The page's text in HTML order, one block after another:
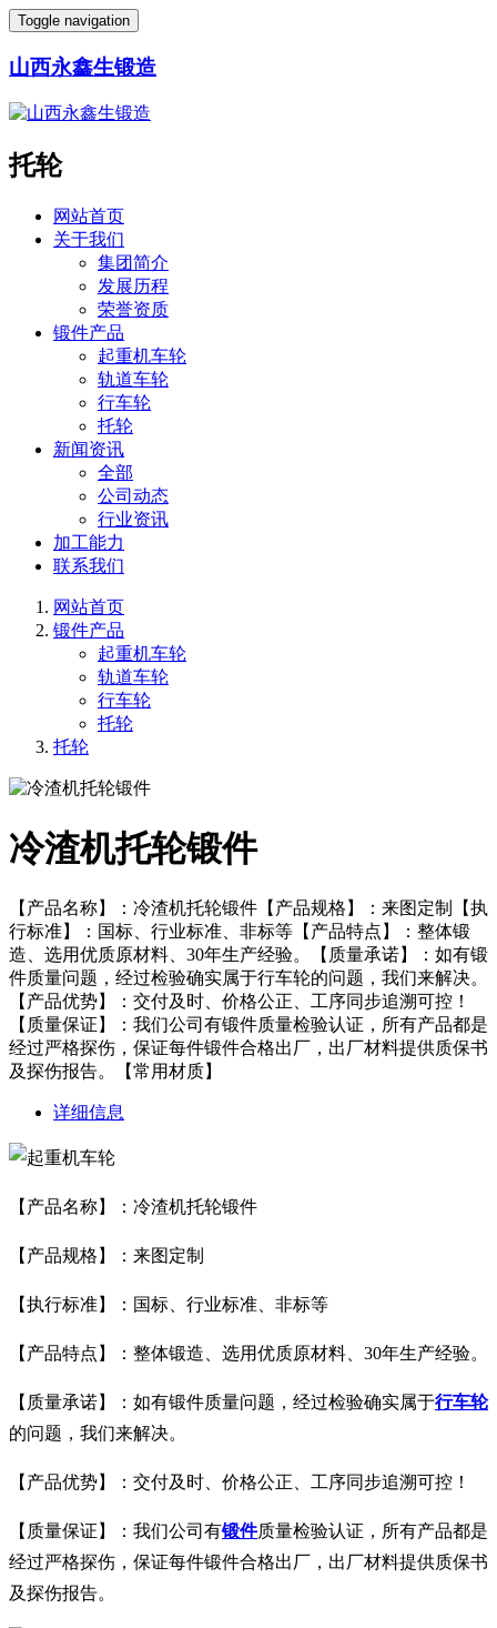
Toggle navigation
山西永鑫生锻造
托轮
网站首页
关于我们
集团简介
发展历程
荣誉资质
锻件产品
起重机车轮
轨道车轮
行车轮
托轮
新闻资讯
全部
公司动态
行业资讯
加工能力
联系我们
网站首页
锻件产品
起重机车轮
轨道车轮
行车轮
托轮
托轮
冷渣机托轮锻件
【产品名称】：冷渣机托轮锻件【产品规格】：来图定制【执
行标准】：国标、行业标准、非标等【产品特点】：整体锻
造、选用优质原材料、30年生产经验。【质量承诺】：如有锻
件质量问题，经过检验确实属于行车轮的问题，我们来解决。
【产品优势】：交付及时、价格公正、工序同步追溯可控！
【质量保证】：我们公司有锻件质量检验认证，所有产品都是
经过严格探伤，保证每件锻件合格出厂，出厂材料提供质保书
及探伤报告。【常用材质】
详细信息
【产品名称】：冷渣机托轮锻件
【产品规格】：来图定制
【执行标准】：国标、行业标准、非标等
【产品特点】：整体锻造、选用优质原材料、30年生产经验。
【质量承诺】：如有锻件质量问题，经过检验确实属于行车轮
的问题，我们来解决。
【产品优势】：交付及时、价格公正、工序同步追溯可控！
【质量保证】：我们公司有锻件质量检验认证，所有产品都是
经过严格探伤，保证每件锻件合格出厂，出厂材料提供质保书
及探伤报告。